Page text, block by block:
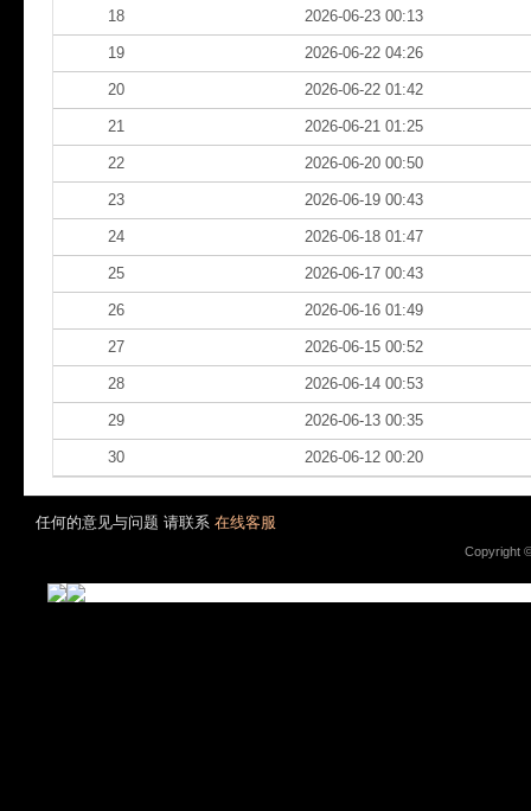
18 2026-06-23 00:13
19 2026-06-22 04:26
20 2026-06-22 01:42
21 2026-06-21 01:25
22 2026-06-20 00:50
23 2026-06-19 00:43
24 2026-06-18 01:47
25 2026-06-17 00:43
26 2026-06-16 01:49
27 2026-06-15 00:52
28 2026-06-14 00:53
29 2026-06-13 00:35
30 2026-06-12 00:20
任何的意见与问题 请联系 在线客服
Copyright